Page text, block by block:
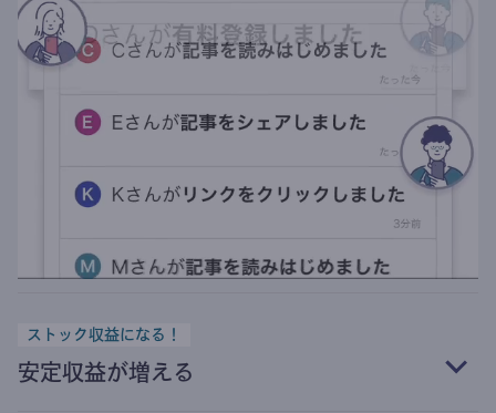
ストック収益になる！
安定収益が増える